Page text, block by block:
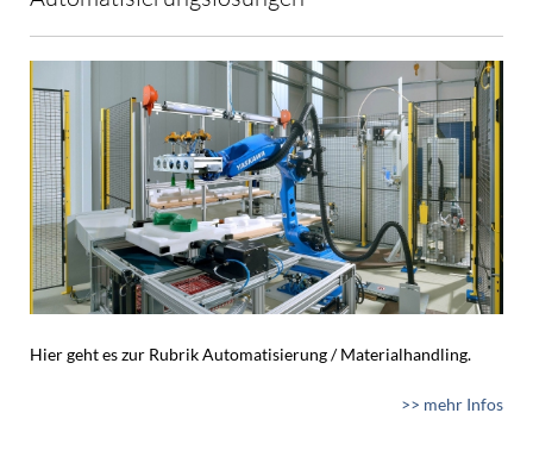
Hier geht es zur Rubrik Automatisierung / Materialhandling.
>> mehr Infos